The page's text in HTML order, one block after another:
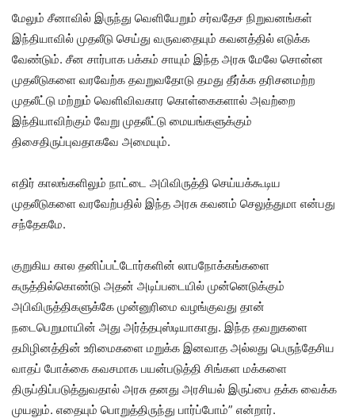
மேலும் சீனாவில் இருந்து வெளியேறும் சர்வதேச நிறுவனங்கள்
இந்தியாவில் முதலீடு செய்து வருவதையும் கவனத்தில் எடுக்க
வேண்டும். சீன சார்பாக பக்கம் சாயும் இந்த அரசு மேலே சொன்ன
முதலீடுகளை வரவேற்க தவறுவதோடு தமது தீர்க்க தரிசனமற்ற
முதலீட்டு மற்றும் வெளிவிவகார கொள்கைகளால் அவற்றை
இந்தியாவிற்கும் வேறு முதலீட்டு மையங்களுக்கும்
திசைதிருப்புவதாகவே அமையும்.
எதிர் காலங்களிலும் நாட்டை அபிவிருத்தி செய்யக்கூடிய
முதலீடுகளை வரவேற்பதில் இந்த அரசு கவனம் செலுத்துமா என்பது
சந்தேகமே.
குறுகிய கால தனிப்பட்டோர்களின் லாபநோக்கங்களை
கருத்தில்கொண்டு அதன் அடிப்படையில் முன்னெடுக்கும்
அபிவிருத்திகளுக்கே முன்னுரிமை வழங்குவது தான்
நடைபெறுமாயின் அது அர்த்தபுஸ்டியாகாது. இந்த தவறுகளை
தமிழினத்தின் உரிமைகளை மறுக்க இனவாத அல்லது பெருந்தேசிய
வாதப் போக்கை கவசமாக பயன்படுத்தி சிங்கள மக்களை
திருப்திப்படுத்துவதால் அரசு தனது அரசியல் இருப்பை தக்க வைக்க
முயலும். எதையும் பொறுத்திருந்து பார்ப்போம்” என்றார்.